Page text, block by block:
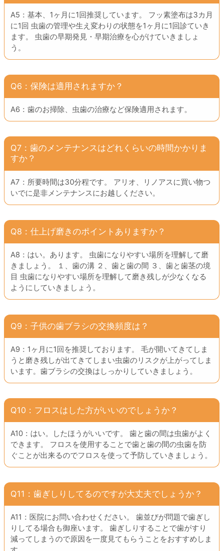
A5：基本、1ヶ月に1回推奨しています。 フッ素塗布は3カ月
に1回 虫歯の管理や生え変わりの状態を1ヶ月に1回診ていき
ます。 虫歯の早期発見・早期治療を心がけていきましょ
う。
Q6：保険は適用されますか？
A6：歯のお掃除、虫歯の治療など保険適用されます。
Q7：歯のメンテナンスはどれくらいの時間かかりま
すか？
A7：所要時間は30分程です。 アリオ、リノアスに買い物つ
いでに是非メンテナンスにお越しください。
Q8：仕上げ磨きのポイントありますか？
A8：はい。あります。 虫歯になりやすい場所を理解して磨
きましょう。 １、歯の溝 ２、歯と歯の間 ３、歯と歯茎の境
目 虫歯になりやすい場所を理解して磨き残しが少なくなる
ようにしていきましょう。
Q9：子供の歯ブラシの交換頻度は？
A9：1ヶ月に1回を推奨しております。 毛が開いてきてしま
うと磨き残しが出てきてしまい虫歯のリスクが上がってしま
います。歯ブラシの交換はしっかりしていきましょう。
Q10：フロスはした方がいいのでしょうか？
A10：はい。したほうがいいです。 歯と歯の間は虫歯がよく
できます。 フロスを使用することで歯と歯の間の虫歯を防
ぐことが出来るのでフロスを使って予防していきましょう。
Q11：歯ぎしりしてるのですが大丈夫でしょうか？
A11：医院にお問い合わせください。 歯並びが問題で歯ぎし
りしてる場合も御座います。 歯ぎしりすることで歯がすり
減ってしまうので原因を一度見てもらうことをおすすめしま